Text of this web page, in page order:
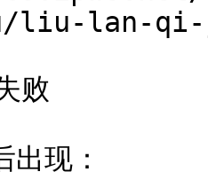
liu-lan-
败
现：